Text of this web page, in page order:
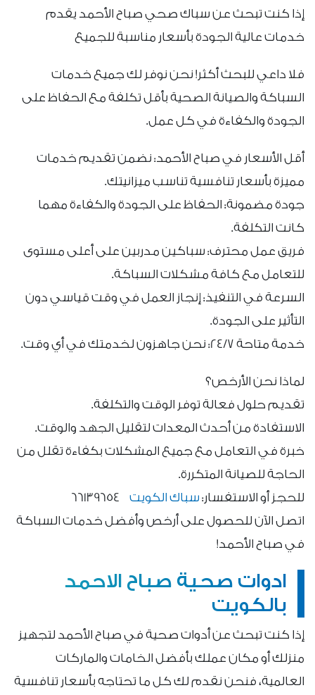
إذا كنت تبحث عن سباك صحي صباح الأحمد يقدم
خدمات عالية الجودة بأسعار مناسبة للجميع
فلا داعي للبحث أكثر! نحن نوفر لك جميع خدمات
السباكة والصيانة الصحية بأقل تكلفة مع الحفاظ على
الجودة والكفاءة في كل عمل.
أقل الأسعار في صباح الأحمد: نضمن تقديم خدمات
مميزة بأسعار تنافسية تناسب ميزانيتك.
جودة مضمونة: الحفاظ على الجودة والكفاءة مهما
كانت التكلفة.
فريق عمل محترف: سباكين مدربين على أعلى مستوى
للتعامل مع كافة مشكلات السباكة.
السرعة في التنفيذ: إنجاز العمل في وقت قياسي دون
التأثير على الجودة.
خدمة متاحة 24/7: نحن جاهزون لخدمتك في أي وقت.
لماذا نحن الأرخص؟
تقديم حلول فعالة توفر الوقت والتكلفة.
الاستفادة من أحدث المعدات لتقليل الجهد والوقت.
خبرة في التعامل مع جميع المشكلات بكفاءة تقلل من
الحاجة للصيانة المتكررة.
للحجز أو الاستفسار: سباك الكويت
اتصل الآن للحصول على أرخص وأفضل خدمات السباكة
في صباح الأحمد!
ادوات صحية صباح الاحمد
بالكويت
إذا كنت تبحث عن أدوات صحية في صباح الأحمد لتجهيز
منزلك أو مكان عملك بأفضل الخامات والماركات
العالمية، فنحن نقدم لك كل ما تحتاجه بأسعار تنافسية